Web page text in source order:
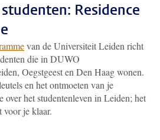
Residence
van de Universiteit Leiden richt
die in DUWO
Oegstgeest en Den Haag wonen.
en het ontmoeten van je
over het studentenleven in Leiden; het
voor je klaar.